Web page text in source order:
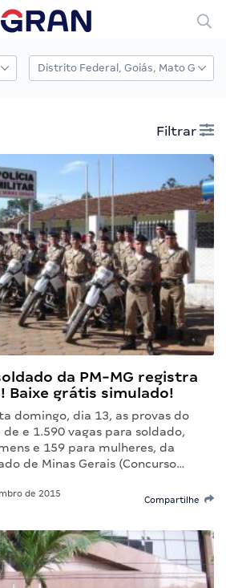
Filtrar
da PM-MG registra
Baixe grátis simulado!
domingo, dia 13, as provas do
e 1.590 vagas para soldado,
e 159 para mulheres, da
de Minas Gerais (Concurso…
de 2015
Compartilhe